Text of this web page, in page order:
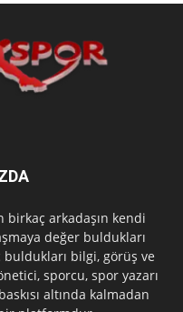
birkaç arkadaşın kendi
değer buldukları
buldukları bilgi, görüş ve
sporcu, spor yazarı
altında kalmadan